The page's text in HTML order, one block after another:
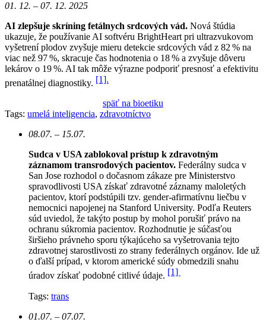
01. 12. – 07. 12. 2025
AI zlepšuje skríning fetálnych srdcových vád. Nová štúdia
ukazuje, že používanie AI softvéru BrightHeart pri ultrazvukovom
vyšetrení plodov zvyšuje mieru detekcie srdcových vád z 82 % na
viac než 97 %, skracuje čas hodnotenia o 18 % a zvyšuje dôveru
lekárov o 19 %. AI tak môže výrazne podporiť presnosť a efektivitu
prenatálnej diagnostiky. [1].
späť na bioetiku
Tags: umelá inteligencia, zdravotníctvo
08.07. – 15.07.
Sudca v USA zablokoval prístup k zdravotným
záznamom transrodových pacientov. Federálny sudca v
San Jose rozhodol o dočasnom zákaze pre Ministerstvo
spravodlivosti USA získať zdravotné záznamy maloletých
pacientov, ktorí podstúpili tzv. gender-afirmatívnu liečbu v
nemocnici napojenej na Stanford University. Podľa Reuters
súd uviedol, že takýto postup by mohol porušiť právo na
ochranu súkromia pacientov. Rozhodnutie je súčasťou
širšieho právneho sporu týkajúceho sa vyšetrovania tejto
zdravotnej starostlivosti zo strany federálnych orgánov. Ide už
o ďalší prípad, v ktorom americké súdy obmedzili snahu
úradov získať podobné citlivé údaje. [1]
Tags: trans
01.07. – 07.07.